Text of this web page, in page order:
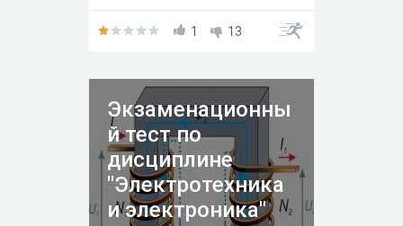
1 13
Экзаменационны
й тест по
дисциплине
"Электротехника
и электроника"